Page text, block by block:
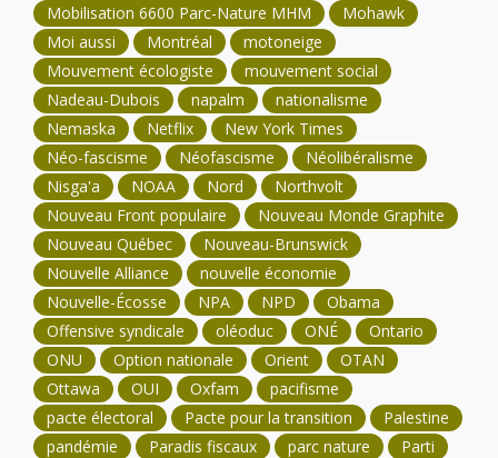
Mobilisation 6600 Parc-Nature MHM
Mohawk
Moi aussi
Montréal
motoneige
Mouvement écologiste
mouvement social
Nadeau-Dubois
napalm
nationalisme
Nemaska
Netflix
New York Times
Néo-fascisme
Néofascisme
Néolibéralisme
Nisga'a
NOAA Nord
Northvolt
Nouveau Front populaire
Nouveau Monde Graphite
Nouveau Québec
Nouveau-Brunswick
Nouvelle Alliance
nouvelle économie
Nouvelle-Écosse
NPA NPD
Obama
Offensive syndicale
oléoduc ONÉ
Ontario
ONU
Option nationale Orient
OTAN
Ottawa
OUI Oxfam
pacifisme
pacte électoral
Pacte pour la transition
Palestine
pandémie
Paradis fiscaux parc nature
Parti